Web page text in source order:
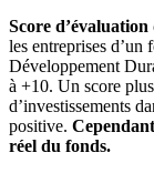
Score d’évaluation
les entreprises d’un
Développement
à +10. Un score
d’investissements
positive.
réel du fonds.